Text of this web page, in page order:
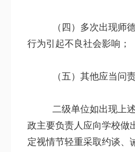
（四）多次出现师
行为引起不良社会影响；
（五）其他应当问
二级单位如出现上
政主要负责人应向学校做
定视情节轻重采取约谈、